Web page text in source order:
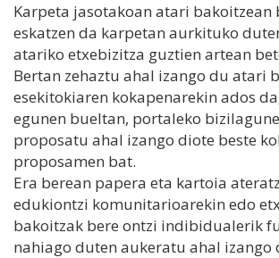
Karpeta jasotakoan atari bakoitzean
eskatzen da karpetan aurkituko
atariko etxebizitza guztien artean
Bertan zehaztu ahal izango du atari
esekitokiaren kokapenarekin ados
egunen bueltan, portaleko
proposatu ahal izango diote beste
proposamen bat.
Era berean papera eta kartoia
edukiontzi komunitarioarekin edo
bakoitzak bere ontzi indibidualerik
nahiago duten aukeratu ahal izango